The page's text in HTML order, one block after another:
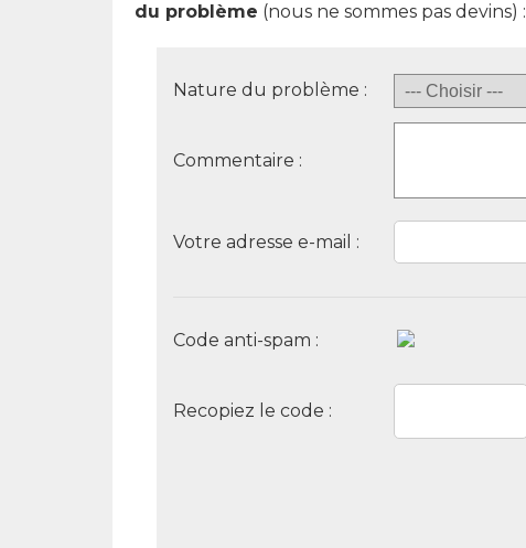
du problème (nous ne sommes pas devins) :
Nature du problème :
Commentaire :
Votre adresse e-mail :
Code anti-spam :
Recopiez le code :